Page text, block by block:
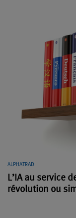
ALPHATRAD
L’IA au service
révolution ou